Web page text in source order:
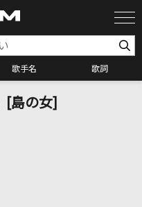
歌手名 歌詞
索
スト
島の女]